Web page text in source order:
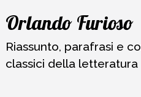
Vai
contenuto
Orlando Furioso
Riassunto, parafrasi e
classici della letteratura